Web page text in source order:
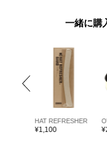
一緒に購
HAT REFRESHER
¥1,100 ¥